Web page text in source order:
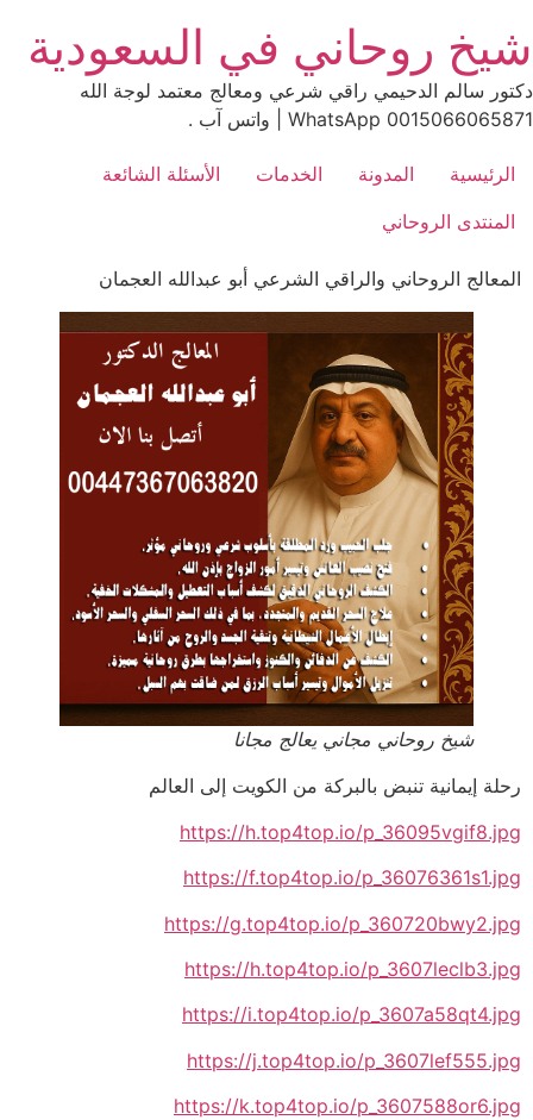
to
content
شيخ روحاني في السعودية
دكتور سالم الدحيمي راقي شرعي ومعالج معتمد لوجة الله
0015066065871 WhatsApp | واتس آب .
الرئيسية المدونة الخدمات
الأسئلة الشائعة
المنتدى الروحاني
المعالج الروحاني والراقي الشرعي أبو عبدالله العجمان
شيخ روحاني مجاني يعالج مجانا
رحلة إيمانية تنبض بالبركة من الكويت إلى العالم
https://h.top4top.io/p_36095vgif8.jpg
https://f.top4top.io/p_36076361s1.jpg
https://g.top4top.io/p_360720bwy2.jpg
https://h.top4top.io/p_3607leclb3.jpg
https://i.top4top.io/p_3607a58qt4.jpg
https://j.top4top.io/p_3607lef555.jpg
https://k.top4top.io/p_3607588or6.jpg